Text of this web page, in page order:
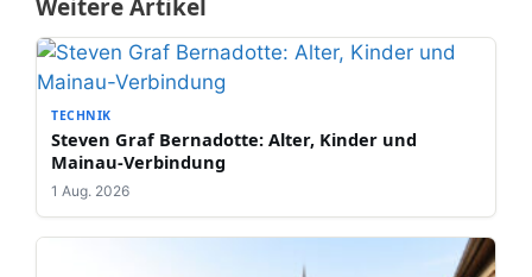
Weitere Artikel
TECHNIK
Steven Graf Bernadotte: Alter, Kinder und
Mainau-Verbindung
1 Aug. 2026